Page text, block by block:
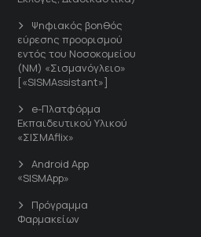
Ψηφιακός βοηθός
εύρεσης προορισμού
εντός του Νοσοκομείου
(ΝΜ) «Σισμανόγλειο»
[«SISMAssistant»]
e-Πλατφόρμα
Εκπαιδευτικού Υλικού
«ΣΙΣΜΑflix»
Android App
«SISMApp»
Πρόγραμμα
Φαρμακείων